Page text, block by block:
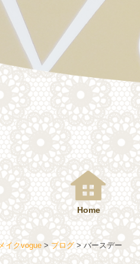
Home
イクvogue>ブログ> バースデー